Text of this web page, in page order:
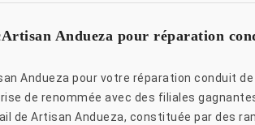
Andueza pour réparation
Andueza pour votre réparation conduit
de renommée avec des filiales
de Artisan Andueza, constituée par des